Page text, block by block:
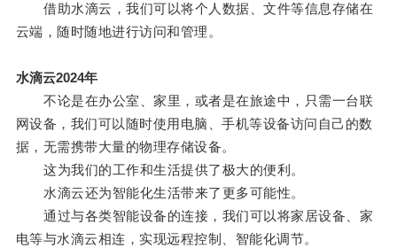
借助水滴云，我们可以将个人数据、文件等信息存储在
云端，随时随地进行访问和管理。
水滴云2024年
不论是在办公室、家里，或者是在旅途中，只需一台联
网设备，我们可以随时使用电脑、手机等设备访问自己的数
据，无需携带大量的物理存储设备。
这为我们的工作和生活提供了极大的便利。
水滴云还为智能化生活带来了更多可能性。
通过与各类智能设备的连接，我们可以将家居设备、家
电等与水滴云相连，实现远程控制、智能化调节。